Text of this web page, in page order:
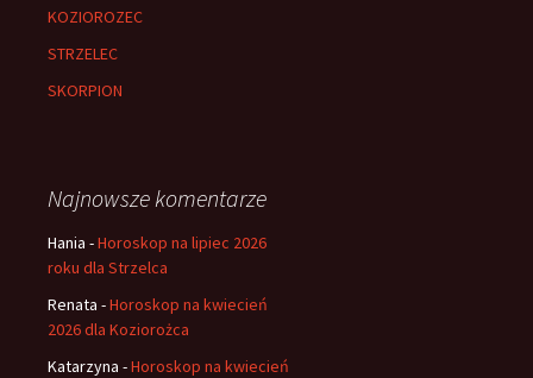
KOZIOROZEC
STRZELEC
SKORPION
Najnowsze komentarze
Hania -Horoskop na lipiec 2026
roku dla Strzelca
Renata -Horoskop na kwiecień
2026 dla Koziorożca
Katarzyna -Horoskop na kwiecień